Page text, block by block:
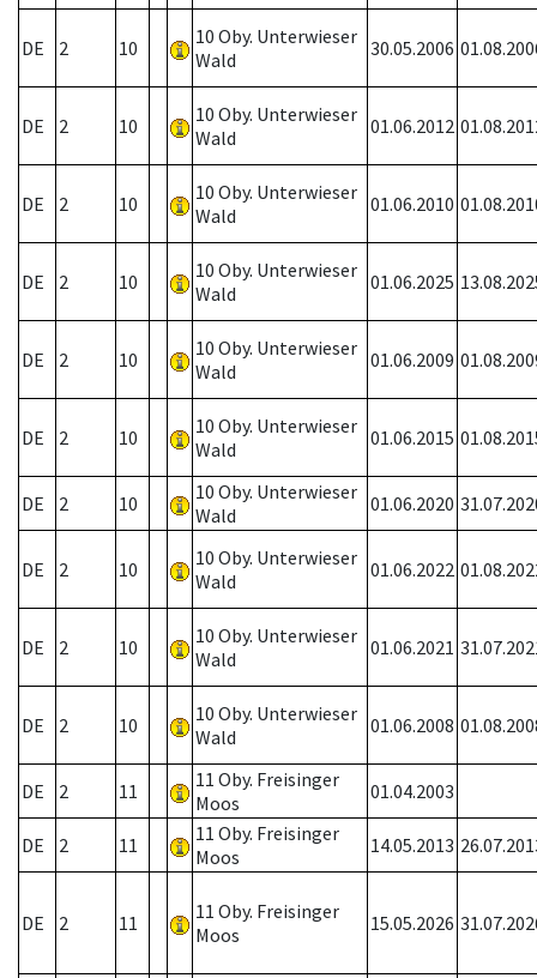
DE 2 10
10 Oby. Unterwieser
Wald
30.05.2006
DE 2 10
10 Oby. Unterwieser
Wald
01.06.2012
DE 2 10
10 Oby. Unterwieser
Wald
01.06.2010
DE 2 10
10 Oby. Unterwieser
Wald
01.06.2025
DE 2 10
10 Oby. Unterwieser
Wald
01.06.2009
DE 2 10
10 Oby. Unterwieser
Wald
01.06.2015
DE 2 10
10 Oby. Unterwieser
Wald
01.06.2020
DE 2 10
10 Oby. Unterwieser
Wald
01.06.2022
DE 2 10
10 Oby. Unterwieser
Wald
01.06.2021
DE 2 10
10 Oby. Unterwieser
Wald
01.06.2008
DE 2 11
11 Oby. Freisinger
Moos
01.04.2003
DE 2 11
11 Oby. Freisinger
Moos
14.05.2013
DE 2 11
11 Oby. Freisinger
Moos
15.05.2026